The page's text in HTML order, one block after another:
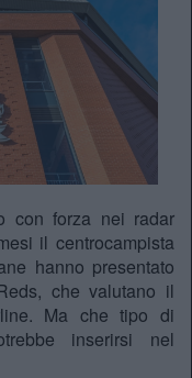
con forza nei radar
il centrocampista
hanno presentato
che valutano il
Ma che tipo di
inserirsi nel